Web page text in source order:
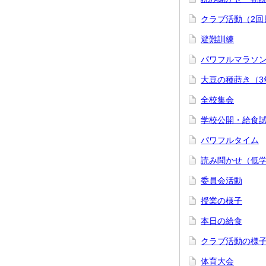
クラブ活動（2回
避難訓練
パワフルマラソン
大豆の種蒔き（3
全校集会
学校公開・給食
パワフルタイム
読み聞かせ（低学
委員会活動
授業の様子
本日の給食
クラブ活動の様
体育大会